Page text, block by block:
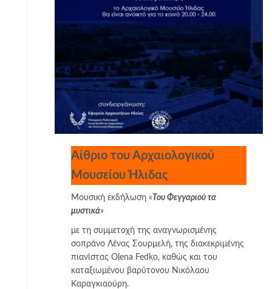
Αίθριο του Αρχαιολογικού
Μουσείου Ήλιδας
Μουσική εκδήλωση «Του Φεγγαριού τα
μυστικά»
με τη συμμετοχή της αναγνωρισμένης
σοπράνο Λένας Σουρμελή, της διακεκριμένης
πιανίστας Olena Fedko, καθώς και του
καταξιωμένου βαρύτονου Νικόλαου
Καραγκιαούρη.